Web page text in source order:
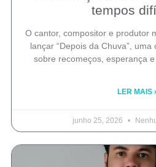
tempos
O cantor, compositor e produtor
lançar “Depois da Chuva”,
sobre recomeços, esperança
LER MAIS
junho 25, 2026